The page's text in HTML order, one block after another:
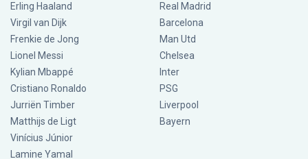
Erling Haaland
Virgil van Dijk
Frenkie de Jong
Lionel Messi
Kylian Mbappé
Cristiano Ronaldo
Jurriën Timber
Matthijs de Ligt
Vinícius Júnior
Lamine Yamal
Real Madrid
Barcelona
Man Utd
Chelsea
Inter
PSG
Liverpool
Bayern